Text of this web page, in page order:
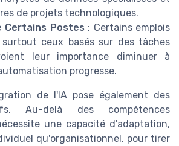
de projets technologiques.
Certains Postes : Certains emplois
ceux basés sur des tâches
leur importance diminuer à
progresse.
de l'IA pose également des
Au-delà des compétences
une capacité d'adaptation,
qu'organisationnel, pour tirer